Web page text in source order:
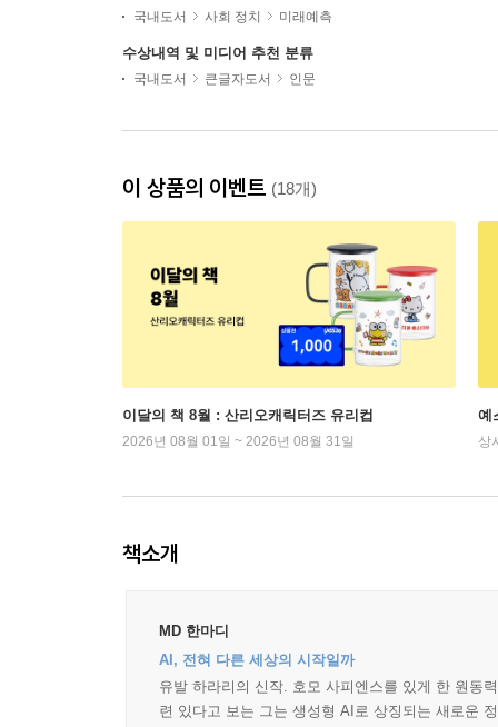
국내도서
사회 정치 미래예측
수상내역 및 미디어 추천 분류
국내도서 큰글자도서 인문
이 상품의 이벤트 (18개)
이달의 책 8월 : 산리오캐릭터즈 유리컵
2026년 08월 01일 ~ 2026년 08월 31일
예
상
책소개
MD 한마디
AI, 전혀 다른 세상의 시작일까
유발 하라리의 신작. 호모 사피엔스를 있게 한 원동
련 있다고 보는 그는 생성형 AI로 상징되는 새로운